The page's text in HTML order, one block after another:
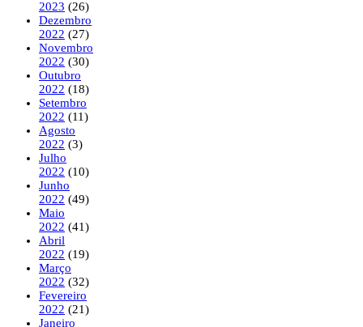
2023 (26)
Dezembro
2022 (27)
Novembro
2022 (30)
Outubro
2022 (18)
Setembro
2022 (11)
Agosto
2022 (3)
Julho
2022 (10)
Junho
2022 (49)
Maio
2022 (41)
Abril
2022 (19)
Março
2022 (32)
Fevereiro
2022 (21)
Janeiro